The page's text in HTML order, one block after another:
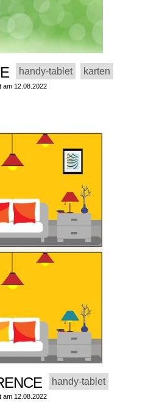
handy-tablet karten
am 12.08.2022
handy-tablet
am 12.08.2022